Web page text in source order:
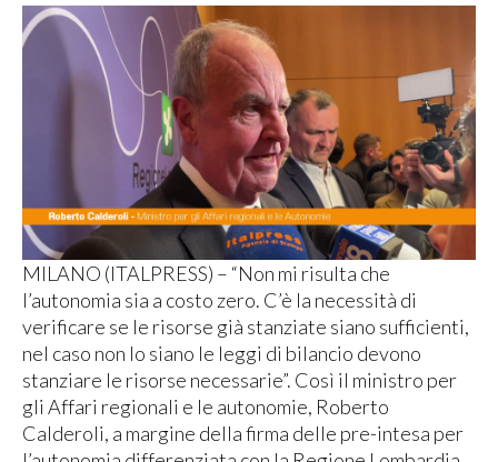
MILANO (ITALPRESS) – “Non mi risulta che
l’autonomia sia a costo zero. C’è la necessità di
verificare se le risorse già stanziate siano sufficienti,
nel caso non lo siano le leggi di bilancio devono
stanziare le risorse necessarie”. Così il ministro per
gli Affari regionali e le autonomie, Roberto
Calderoli, a margine della firma delle pre-intesa per